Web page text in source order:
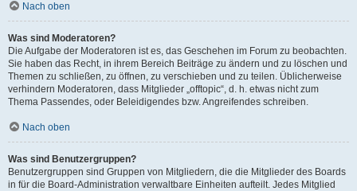
Nach oben
Was sind Moderatoren?
Die Aufgabe der Moderatoren ist es, das Geschehen im Forum zu beobachten.
Sie haben das Recht, in ihrem Bereich Beiträge zu ändern und zu löschen und
Themen zu schließen, zu öffnen, zu verschieben und zu teilen. Üblicherweise
verhindern Moderatoren, dass Mitglieder „offtopic“, d. h. etwas nicht zum
Thema Passendes, oder Beleidigendes bzw. Angreifendes schreiben.
Nach oben
Was sind Benutzergruppen?
Benutzergruppen sind Gruppen von Mitgliedern, die die Mitglieder des Boards
in für die Board-Administration verwaltbare Einheiten aufteilt. Jedes Mitglied